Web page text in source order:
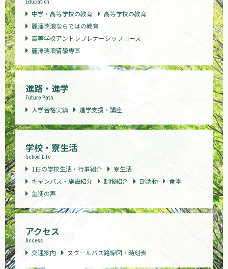
Education
中学・高等学校の教育
高等学校の教育
麗澤瑞浪ならではの教育
高等学校アントレプレナーシップコース
麗澤瑞浪留學専區
進路・進学
Future Path
大学合格実績
進学支援・講座
学校・寮生活
School Life
1日の学校生活・行事紹介
寮生活
キャンパス・施設紹介
制服紹介 部活動
食堂
生徒の声
アクセス
Access
交通案内
スクールバス路線図・時刻表